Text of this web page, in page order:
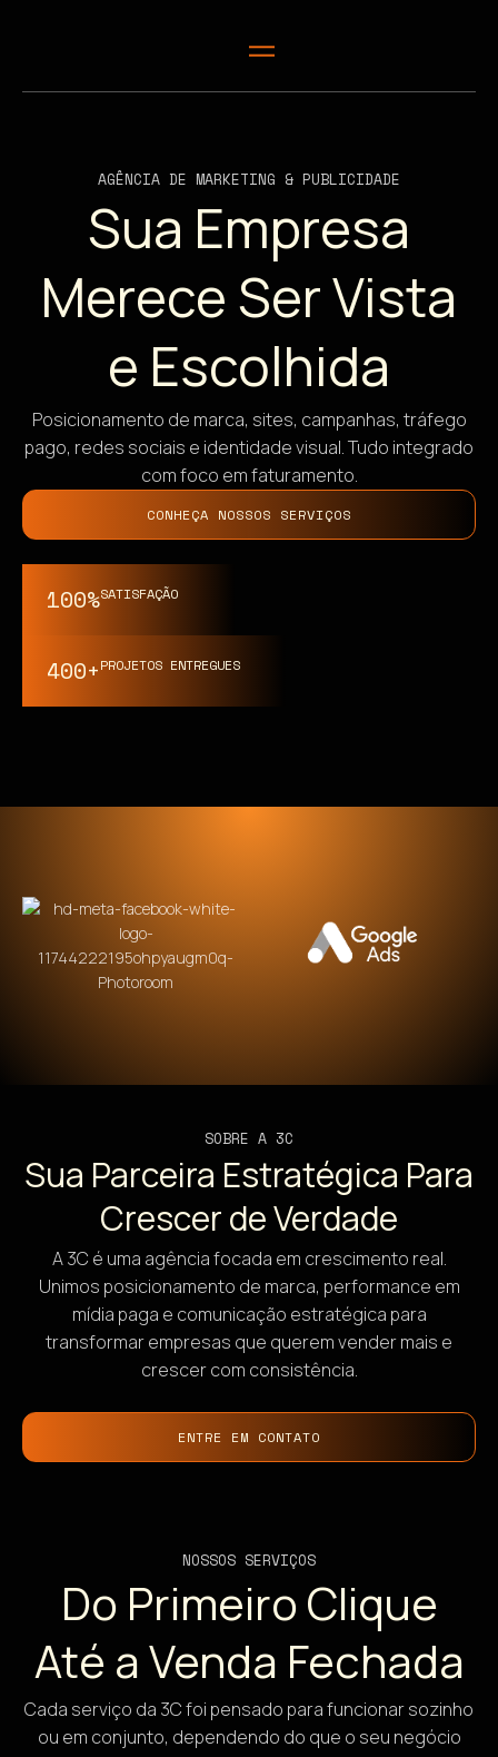
AGÊNCIA DE MARKETING & PUBLICIDADE
Sua Empresa
Merece Ser Vista
e Escolhida
Posicionamento de marca, sites, campanhas, tráfego
pago, redes sociais e identidade visual. Tudo integrado
com foco em faturamento.
CONHEÇA NOSSOS SERVIÇOS
100%SATISFAÇÃO
400+PROJETOS ENTREGUES
SOBRE A 3C
Sua Parceira Estratégica Para
Crescer de Verdade
A 3C é uma agência focada em crescimento real.
Unimos posicionamento de marca, performance em
mídia paga e comunicação estratégica para
transformar empresas que querem vender mais e
crescer com consistência.
ENTRE EM CONTATO
NOSSOS SERVIÇOS
Do Primeiro Clique
Até a Venda Fechada
Cada serviço da 3C foi pensado para funcionar sozinho
ou em conjunto, dependendo do que o seu negócio